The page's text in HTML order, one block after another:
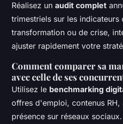
Réalisez un audit complet
trimestriels sur les indicateurs
transformation ou de crise,
ajuster rapidement votre
Comment comparer sa
avec celle de ses
Utilisez le benchmarking
offres d'emploi, contenus RH,
présence sur réseaux